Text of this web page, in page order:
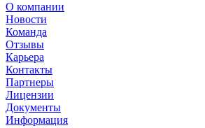
О компании
Новости
Команда
Отзывы
Карьера
Контакты
Партнеры
Лицензии
Документы
Информация